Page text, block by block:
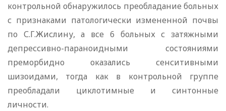
контрольной обнаружилось преобладание больных
с признаками патологически измененной почвы
по С.Г.Жислину, а все 6 больных с затяжными
депрессивно-параноидными состояниями
преморбидно оказались сенситивными
шизоидами, тогда как в контрольной группе
преобладали циклотимные и синтонные
личности.